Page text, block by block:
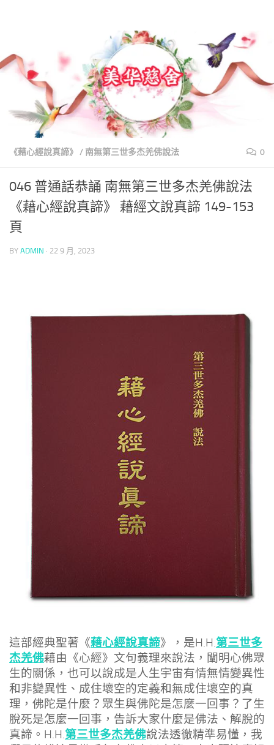
《藉心經說真諦》 / 南無第三世多杰羌佛說法 0
046 普通話恭誦 南無第三世多杰羌佛說法
《藉心經說真諦》 藉經文說真諦 149-153
頁
BY ADMIN · 22 9 月, 2023
這部經典聖著《藉心經說真諦》，是H.H.第三世多
杰羌佛藉由《心經》文句義理來說法，闡明心佛眾
生的關係，也可以說成是人生宇宙有情無情變異性
和非變異性、成住壞空的定義和無成住壞空的真
理，佛陀是什麼？眾生與佛陀是怎麼一回事？了生
脫死是怎麼一回事，告訴大家什麼是佛法、解脫的
真諦。H.H.第三世多杰羌佛說法透徹精準易懂，我